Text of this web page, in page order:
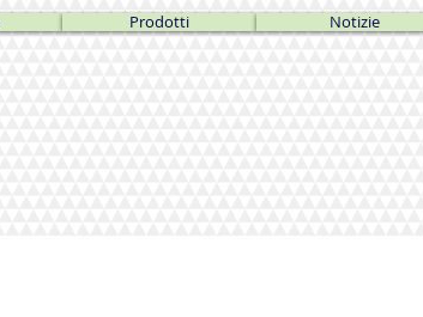
Prodotti Notizie